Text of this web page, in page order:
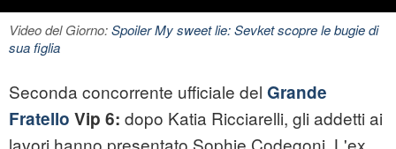
Video del Giorno:Spoiler My sweet lie: Sevket scopre le bugie di
sua figlia
Seconda concorrente ufficiale del Grande
Fratello Vip 6: dopo Katia Ricciarelli, gli addetti ai